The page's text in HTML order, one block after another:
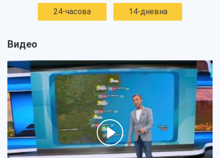
24-часова 14-дневна
Видео